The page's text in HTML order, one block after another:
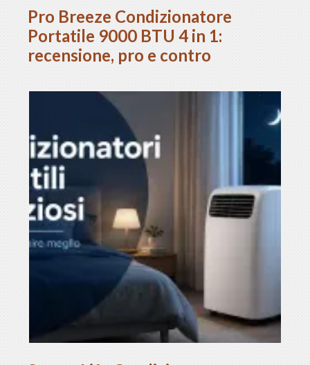
Pro Breeze Condizionatore
Portatile 9000 BTU 4 in 1:
recensione, pro e contro